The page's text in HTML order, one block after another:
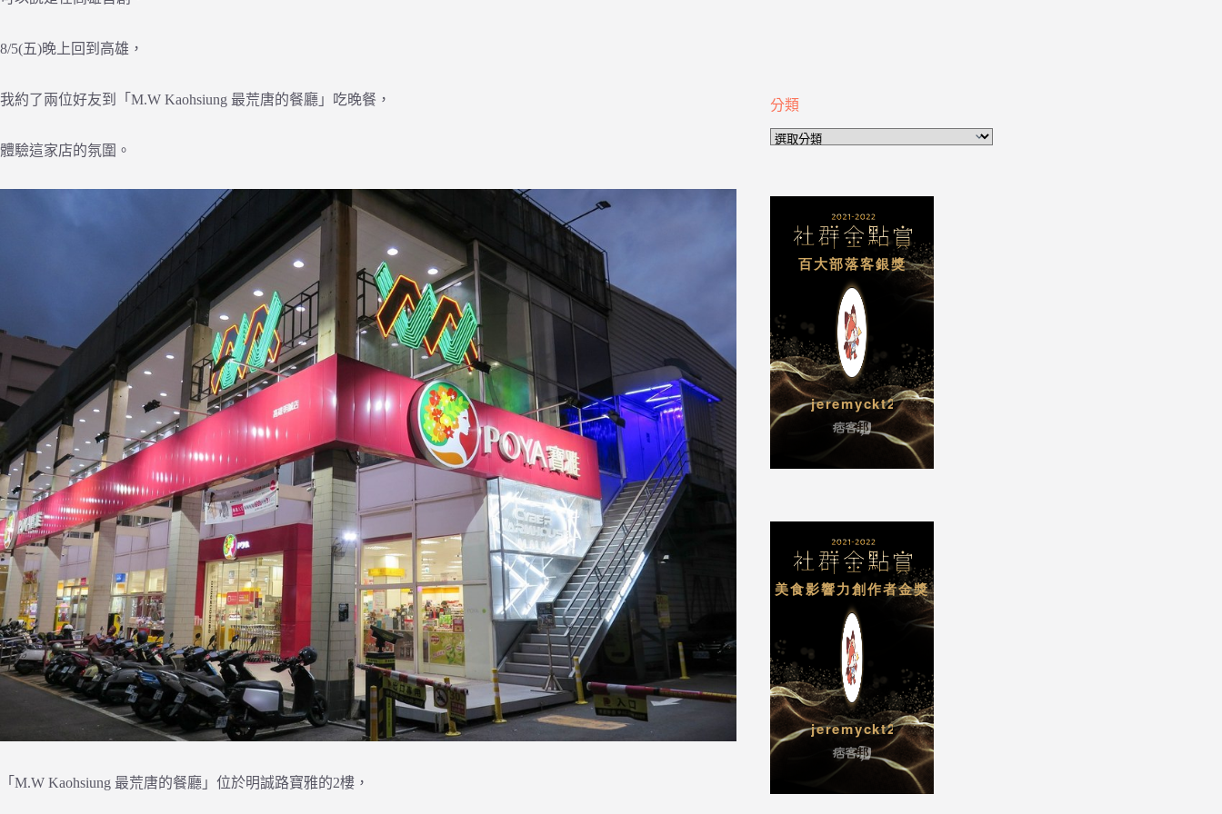
8/5(五)晚上回到高雄，
我約了兩位好友到「M.W Kaohsiung 最荒唐的餐廳」吃晚餐，
體驗這家店的氛圍。
「M.W Kaohsiung 最荒唐的餐廳」位於明誠路寶雅的2樓，
分類
分